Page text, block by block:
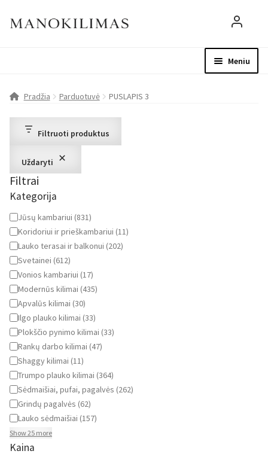
Meniu
D.U.K.
Apie mus
Paskyra
Pradžia Parduotuvė PUSLAPIS 3
Filtruoti produktus
Uždaryti
Filtrai
Kategorija
Kategorija
Jūsų kambariui (831)
Koridoriui ir prieškambariui (11)
Lauko terasai ir balkonui (202)
Svetainei (612)
Vonios kambariui (17)
Modernūs kilimai (435)
Apvalūs kilimai (30)
Ilgo plauko kilimai (33)
Plokščio pynimo kilimai (33)
Rankų darbo kilimai (47)
Shaggy kilimai (11)
Trumpo plauko kilimai (364)
Sėdmaišiai, pufai, pagalvės (262)
Grindų pagalvės (62)
Lauko sėdmaišiai (157)
Show 25 more
Kaina